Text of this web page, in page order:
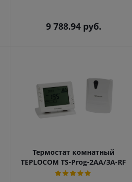
9 788.94руб.
Термостат комнатный
TEPLOCOM TS-Prog-2AA/3A-RF